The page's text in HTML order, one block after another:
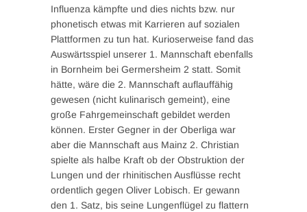
Influenza kämpfte und dies nichts bzw. nur
phonetisch etwas mit Karrieren auf sozialen
Plattformen zu tun hat. Kurioserweise fand das
Auswärtsspiel unserer 1. Mannschaft ebenfalls
in Bornheim bei Germersheim 2 statt. Somit
hätte, wäre die 2. Mannschaft auflauffähig
gewesen (nicht kulinarisch gemeint), eine
große Fahrgemeinschaft gebildet werden
können. Erster Gegner in der Oberliga war
aber die Mannschaft aus Mainz 2. Christian
spielte als halbe Kraft ob der Obstruktion der
Lungen und der rhinitischen Ausflüsse recht
ordentlich gegen Oliver Lobisch. Er gewann
den 1. Satz, bis seine Lungenflügel zu flattern